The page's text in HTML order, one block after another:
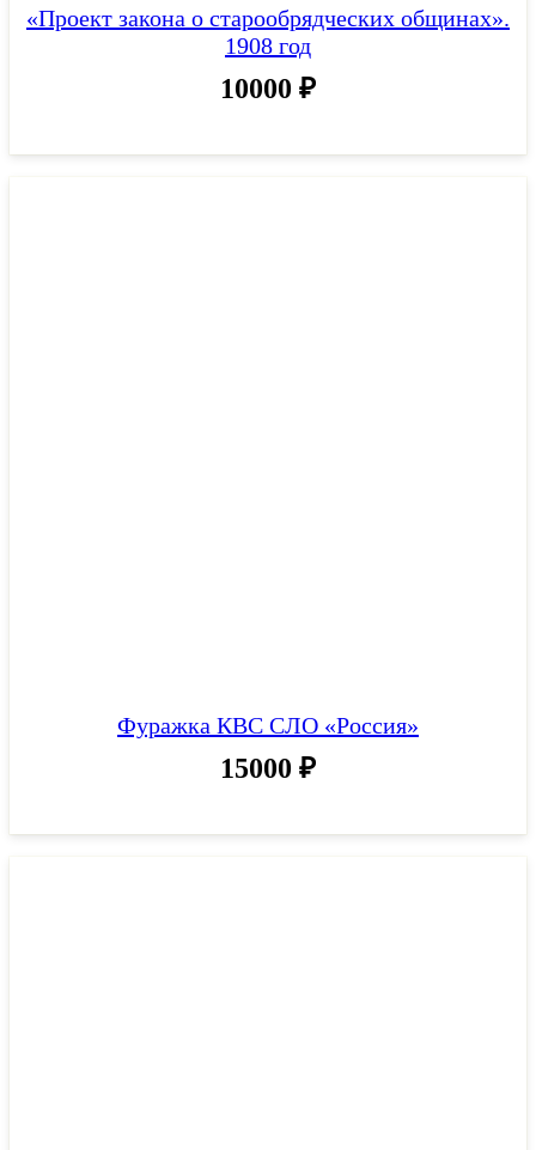
«Проект закона о старообрядческих общинах».
1908 год
10000 ₽
Фуражка КВС СЛО «Россия»
15000 ₽